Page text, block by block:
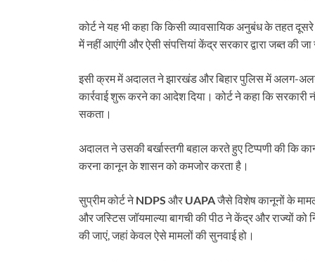
कोर्ट ने यह भी कहा कि किसी व्यावसायिक अनुबंध के तहत दूसरे
में नहीं आएंगी और ऐसी संपत्तियां केंद्र सरकार द्वारा जब्त की
इसी क्रम में अदालत ने झारखंड और बिहार पुलिस में अलग-
कार्रवाई शुरू करने का आदेश दिया। कोर्ट ने कहा कि सरकारी
सकता।
अदालत ने उसकी बर्खास्तगी बहाल करते हुए टिप्पणी की कि
करना कानून के शासन को कमजोर करता है।
सुप्रीम कोर्ट नेNDPS और UAPAजैसे विशेष कानूनों के
और जस्टिस जॉयमाल्या बागची की पीठ ने केंद्र और राज्यों को
की जाएं, जहां केवल ऐसे मामलों की सुनवाई हो।